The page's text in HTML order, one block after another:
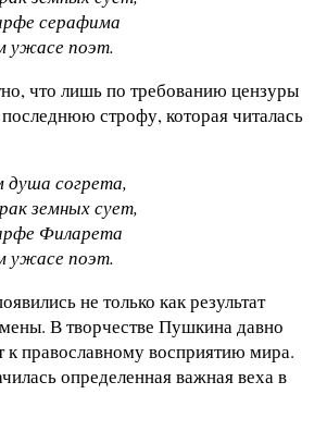
серафима
ужасе поэт.
что лишь по требованию цензуры
строфу, которая читалась
душа согрета,
земных сует,
Филарета
ужасе поэт.
не только как результат
В творчестве Пушкина давно
к православному восприятию мира.
определенная важная веха в